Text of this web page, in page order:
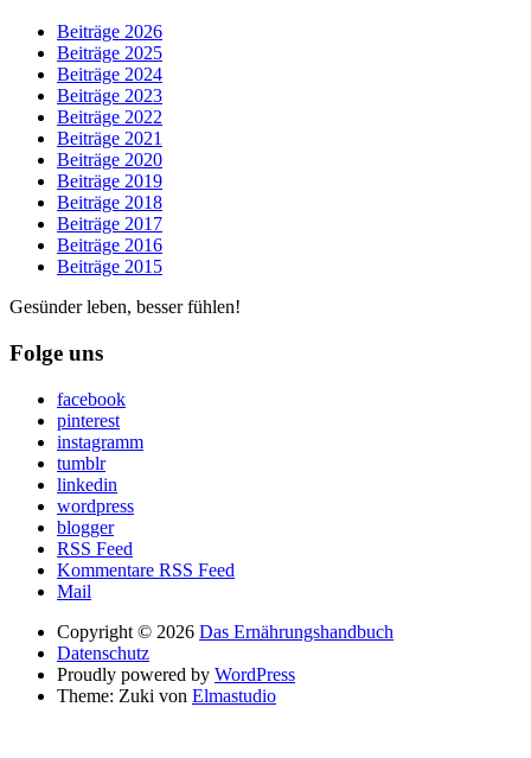
Beiträge 2026
Beiträge 2025
Beiträge 2024
Beiträge 2023
Beiträge 2022
Beiträge 2021
Beiträge 2020
Beiträge 2019
Beiträge 2018
Beiträge 2017
Beiträge 2016
Beiträge 2015
Gesünder leben, besser fühlen!
Folge uns
facebook
pinterest
instagramm
tumblr
linkedin
wordpress
blogger
RSS Feed
Kommentare RSS Feed
Mail
Copyright © 2026 Das Ernährungshandbuch
Datenschutz
Proudly powered by WordPress
Theme: Zuki von Elmastudio